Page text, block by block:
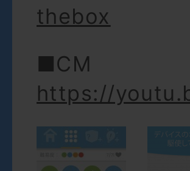
thebox
■CM
https://